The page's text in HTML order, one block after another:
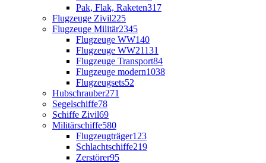
Pak, Flak, Raketen317
Flugzeuge Zivil225
Flugzeuge Militär2345
Flugzeuge WW140
Flugzeuge WW21131
Flugzeuge Transport84
Flugzeuge modern1038
Flugzeugsets52
Hubschrauber271
Segelschiffe78
Schiffe Zivil69
Militärschiffe580
Flugzeugträger123
Schlachtschiffe219
Zerstörer95